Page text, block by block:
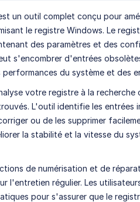
un outil complet conçu pour
le registre Windows. Le
des paramètres et des
s'encombrer d'entrées
performances du système et des
votre registre à la
L'outil identifie les
ou de les supprimer
la stabilité et la vitesse du
de numérisation et de
l'entretien régulier. Les
pour s'assurer que le